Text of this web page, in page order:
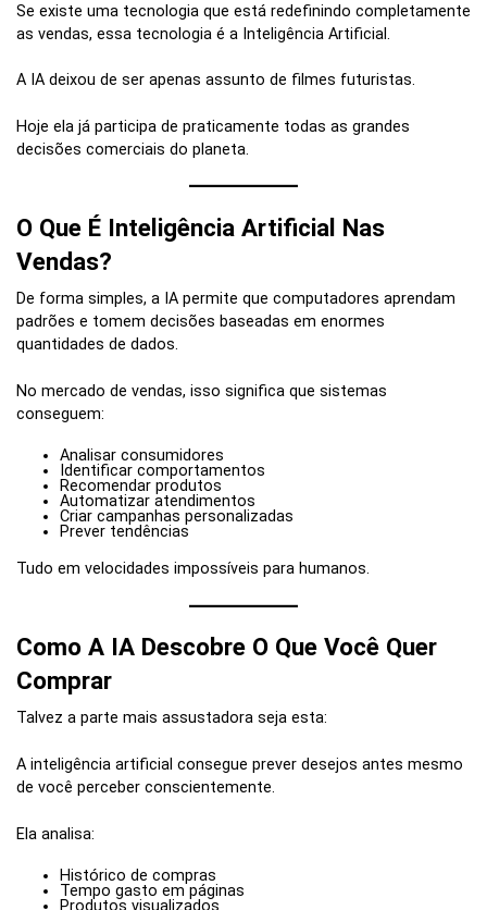
Se existe uma tecnologia que está redefinindo completamente
as vendas, essa tecnologia é a Inteligência Artificial.
A IA deixou de ser apenas assunto de filmes futuristas.
Hoje ela já participa de praticamente todas as grandes
decisões comerciais do planeta.
O Que É Inteligência Artificial Nas
Vendas?
De forma simples, a IA permite que computadores aprendam
padrões e tomem decisões baseadas em enormes
quantidades de dados.
No mercado de vendas, isso significa que sistemas
conseguem:
Analisar consumidores
Identificar comportamentos
Recomendar produtos
Automatizar atendimentos
Criar campanhas personalizadas
Prever tendências
Tudo em velocidades impossíveis para humanos.
Como A IA Descobre O Que Você Quer
Comprar
Talvez a parte mais assustadora seja esta:
A inteligência artificial consegue prever desejos antes mesmo
de você perceber conscientemente.
Ela analisa:
Histórico de compras
Tempo gasto em páginas